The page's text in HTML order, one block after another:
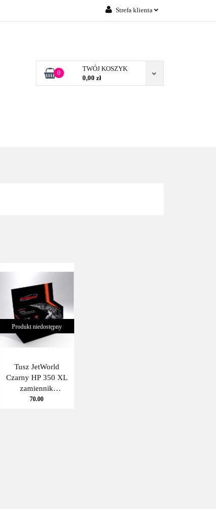
Strefa klienta
Dodaj zgłoszenie
0
TWÓJ KOSZYK
0,00 zł
Produkt niedostępny
Tusz JetWorld
Czarny HP 350 XL
zamiennik
refabrykowany
70.00